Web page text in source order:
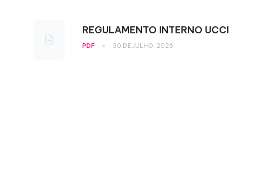
REGULAMENTO INTERNO UCCI
PDF • 30 DE JULHO, 2026